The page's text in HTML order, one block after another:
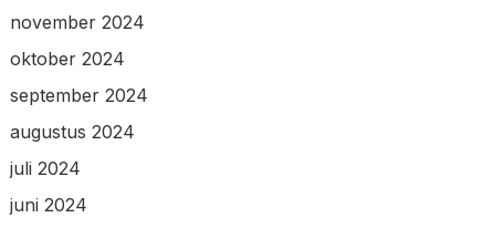
november 2024
oktober 2024
september 2024
augustus 2024
juli 2024
juni 2024